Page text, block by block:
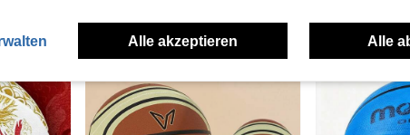
Alle akzeptieren Alle